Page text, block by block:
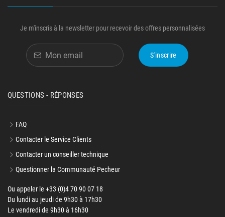
Je m'inscris à la newsletter pour recevoir des offres personnalisées
S'inscrire
QUESTIONS - RÉPONSES
FAQ
Contacter le Service Clients
Contacter un conseiller technique
Questionner la Communauté Pecheur
Ou appeler le +33 (0)4 70 90 07 18
Du lundi au jeudi de 9h30 à 17h30
Le vendredi de 9h30 à 16h30